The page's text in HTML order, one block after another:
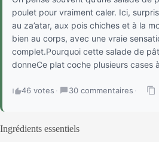
poulet pour vraiment caler. Ici,
au za’atar, aux pois chiches et à la
bien au corps, avec une vraie
complet.Pourquoi cette salade de
donneCe plat coche plusieurs cases
46 votes · 30 commentaires ·
Ingrédients essentiels